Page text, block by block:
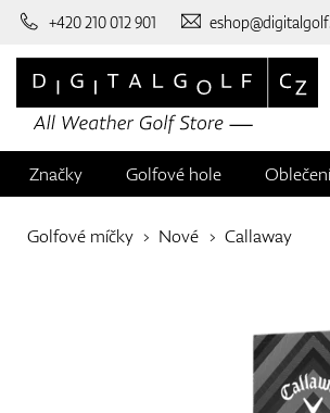
+420 210 012 901
Značky Golfové hole Oblečení
Golfové míčky Nové Callaway